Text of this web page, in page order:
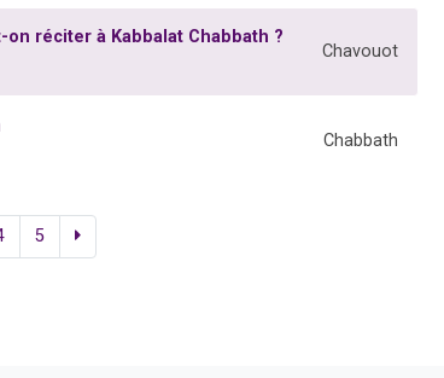
réciter à Kabbalat Chabbath ?
Chavouot
Chabbath
5